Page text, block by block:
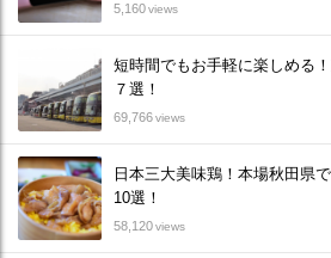
5,160views
短時間でもお手軽に楽しめる
７選！
69,766views
日本三大美味鶏！本場秋田県
10選！
58,120views